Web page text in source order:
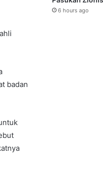
badan
6 hours ago